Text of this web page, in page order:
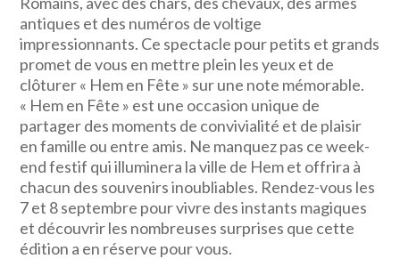
antiques et des numéros de voltige
impressionnants. Ce spectacle pour petits et grands
promet de vous en mettre plein les yeux et de
clôturer « Hem en Fête » sur une note mémorable.
« Hem en Fête » est une occasion unique de
partager des moments de convivialité et de plaisir
en famille ou entre amis. Ne manquez pas ce week-
end festif qui illuminera la ville de Hem et offrira à
chacun des souvenirs inoubliables. Rendez-vous les
7 et 8 septembre pour vivre des instants magiques
et découvrir les nombreuses surprises que cette
édition a en réserve pour vous.